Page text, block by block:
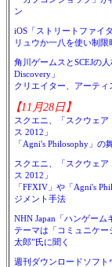
ン
iOS「ストリートファイ
リュウか一八を使い制
角川ゲームスとSCEJの
Discovery」
クリエイター、アーテ
【11月28日】
スクエニ、「スクウェ
ス 2012」
「Agni's Philosophy」
スクエニ、「スクウェ
ス 2012」
「FFXIV」や「Agni's
ジメント手法
NHN Japan「ハンゲー
テーマは「コミュニケー
太郎”氏に聞く
週刊ダウンロードソフ